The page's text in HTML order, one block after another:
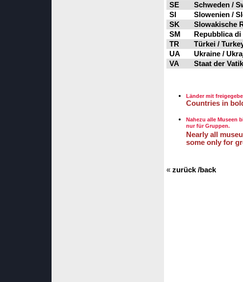
SE
Schweden /
SI
Slowenien /
SK
Slowakische
SM
Repubblica
TR
Türkei /
UA
Ukraine /
VA
Staat der
Länder mit
Countries in
Nahezu alle Museen
nur für Gruppen.
Nearly all
some only for
« zurück /back